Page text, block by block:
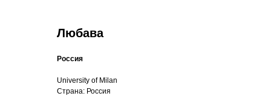
Любава
Россия
University of Milan​
Страна: Россия